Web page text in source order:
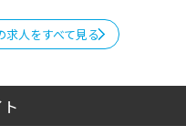
求人をすべて見る